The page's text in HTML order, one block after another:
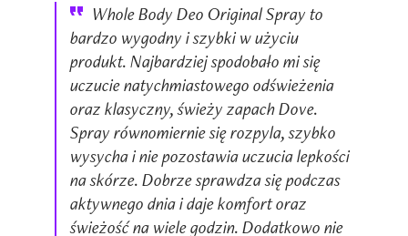
Whole Body Deo Original Spray to
bardzo wygodny i szybki w użyciu
produkt. Najbardziej spodobało mi się
uczucie natychmiastowego odświeżenia
oraz klasyczny, świeży zapach Dove.
Spray równomiernie się rozpyla, szybko
wysycha i nie pozostawia uczucia lepkości
na skórze. Dobrze sprawdza się podczas
aktywnego dnia i daje komfort oraz
świeżość na wiele godzin. Dodatkowo nie